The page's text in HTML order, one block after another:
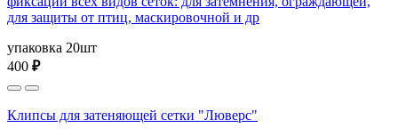
для защиты от птиц, маскировочной и др
упаковка 20шт
400 ₽
Клипсы для затеняющей сетки "Люверс"